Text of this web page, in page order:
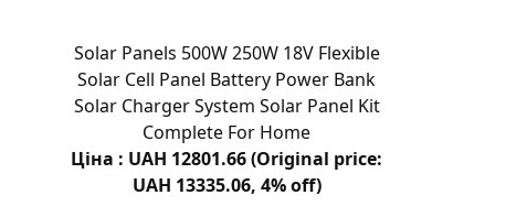
бездоганне
рішення
для
відновлення
пошкоджених
зубів
Solar Panels 500W 250W 18V Flexible
Solar Cell Panel Battery Power Bank
Solar Charger System Solar Panel Kit
Complete For Home
Ціна : UAH 12801.66 (Original price:
UAH 13335.06, 4% off)